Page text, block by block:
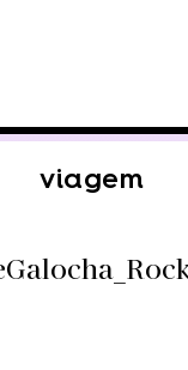
viagem